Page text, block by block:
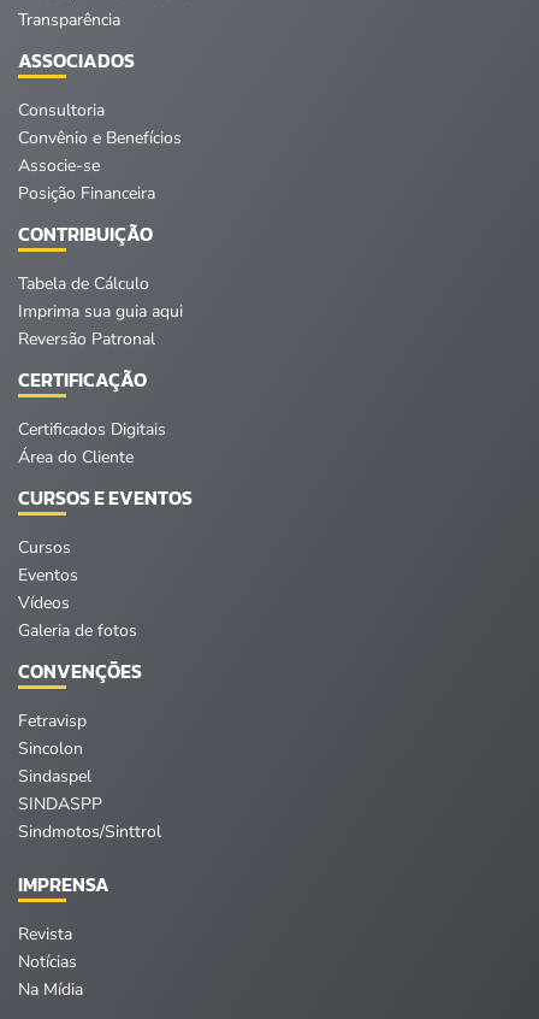
Transparência
ASSOCIADOS
Consultoria
Convênio e Benefícios
Associe-se
Posição Financeira
CONTRIBUIÇÃO
Tabela de Cálculo
Imprima sua guia aqui
Reversão Patronal
CERTIFICAÇÃO
Certificados Digitais
Área do Cliente
CURSOS E EVENTOS
Cursos
Eventos
Vídeos
Galeria de fotos
CONVENÇÕES
Fetravisp
Sincolon
Sindaspel
SINDASPP
Sindmotos/Sinttrol
IMPRENSA
Revista
Notícias
Na Mídia